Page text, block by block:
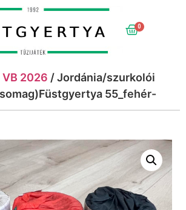
0
VB 2026 / Jordánia/szurkolói
55_fehér-